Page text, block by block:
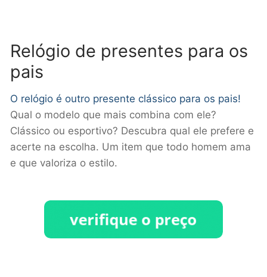
Relógio de presentes para os
pais
O relógio é outro presente clássico para os pais!
Qual o modelo que mais combina com ele?
Clássico ou esportivo? Descubra qual ele prefere e
acerte na escolha. Um item que todo homem ama
e que valoriza o estilo.